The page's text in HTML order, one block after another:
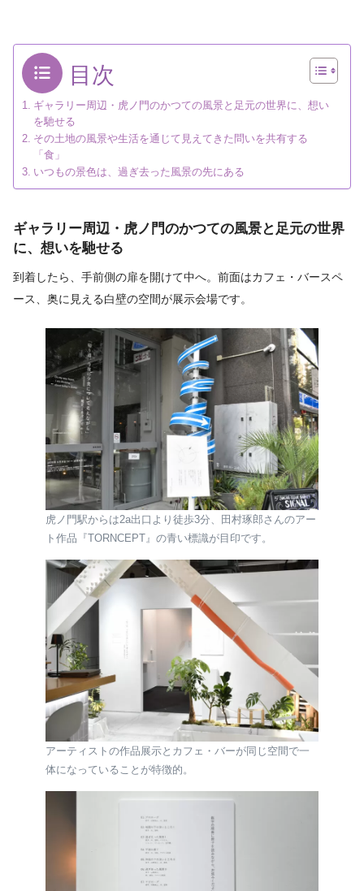
目次
ギャラリー周辺・虎ノ門のかつての風景と足元の世界に、想い
を馳せる
その土地の風景や生活を通じて見えてきた問いを共有する
「食」
いつもの景色は、過ぎ去った風景の先にある
ギャラリー周辺・虎ノ門のかつての風景と足元の世界
に、想いを馳せる
到着したら、手前側の扉を開けて中へ。前面はカフェ・バースペ
ース、奥に見える白壁の空間が展示会場です。
虎ノ門駅からは2a出口より徒歩3分、田村琢郎さんのアー
ト作品『TORNCEPT』の青い標識が目印です。
アーティストの作品展示とカフェ・バーが同じ空間で一
体になっていることが特徴的。